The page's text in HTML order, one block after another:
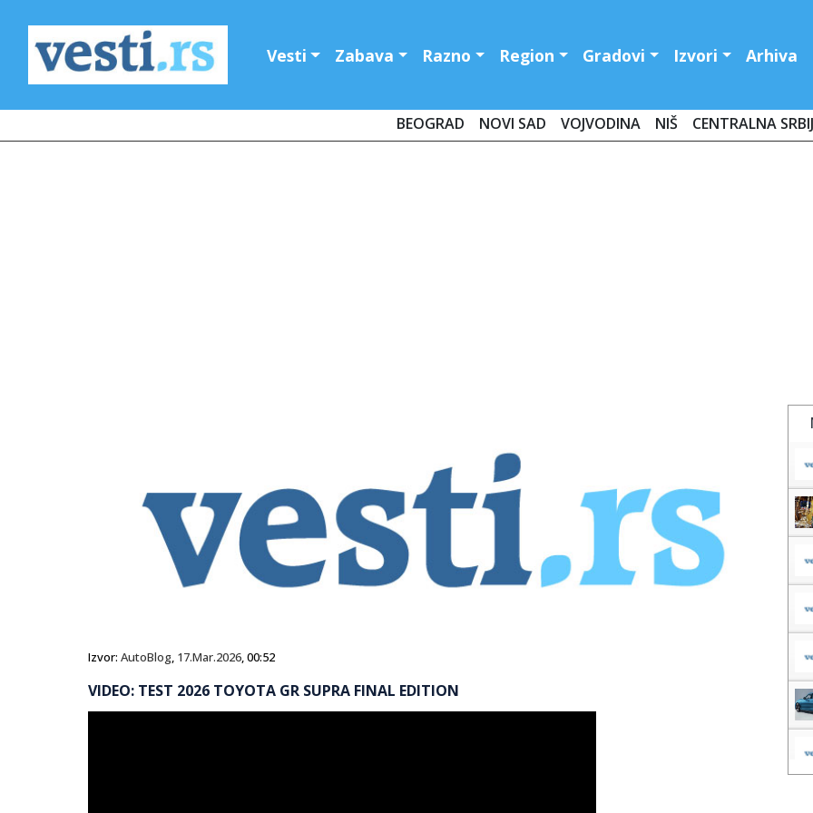
Vesti Zabava Razno Region Gradovi Izvori Arhiva
BEOGRAD NOVI SAD VOJVODINA NIŠ CENTRALNA
Izvor: AutoBlog, 17.Mar.2026, 00:52
VIDEO: TEST 2026 TOYOTA GR SUPRA FINAL EDITION